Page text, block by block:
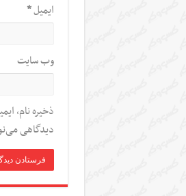
ایمیل*
وب‌ سایت
ذخیره نام،
دیدگاهی